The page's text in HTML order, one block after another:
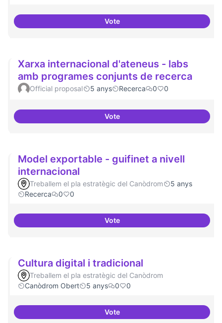
VoteErasmus Canòdrom
Xarxa internacional d'ateneus - labs
amb programes conjunts de recerca
Official proposal 5 anys Recerca 0 0
VoteXarxa internacional d'ateneus -
Model exportable - guifinet a nivell
internacional
Treballem el pla estratègic del Canòdrom
5 anys
Recerca
0 0
VoteModel exportable - guifinet a
Cultura digital i tradicional
Treballem el pla estratègic del Canòdrom
Canòdrom Obert
5 anys 0 0
VoteCultura digital i tradicional